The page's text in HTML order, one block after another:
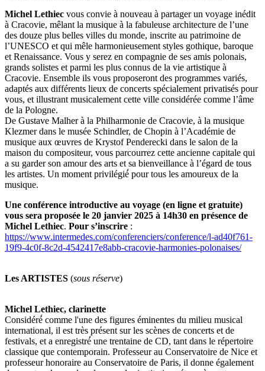
Michel Lethiec vous convie à nouveau à partager un voyage inédit
à Cracovie, mêlant la musique à la fabuleuse architecture de l’une
des douze plus belles villes du monde, inscrite au patrimoine de
l’UNESCO et qui mêle harmonieusement styles gothique, baroque
et Renaissance. Vous y serez en compagnie de ses amis polonais,
grands solistes et parmi les plus connus de la vie artistique à
Cracovie. Ensemble ils vous proposeront des programmes variés,
adaptés aux différents lieux de concerts spécialement privatisés pour
vous, et illustrant musicalement cette ville considérée comme l’âme
de la Pologne.
De Gustave Malher à la Philharmonie de Cracovie, à la musique
Klezmer dans le musée Schindler, de Chopin à l’Académie de
musique aux œuvres de Krystof Penderecki dans le salon de la
maison du compositeur, vous parcourrez cette ancienne capitale qui
a su garder son amour des arts et sa bienveillance à l’égard de tous
les artistes. Un moment privilégié́ pour tous les amoureux de la
musique.
Une conférence introductive au voyage (en ligne et gratuite)
vous sera proposée le 20 janvier 2025 à 14h30 en présence de
Michel Lethiec. Pour s’inscrire :
https://www.intermedes.com/conferenciers/conference/l-ad40f761-
19f9-4c0f-8c2d-4542417e8abb-cracovie-harmonies-polonaises/
Les ARTISTES (sous réserve)
Michel Lethiec, clarinette
Considéré́ comme l'une des figures éminentes du milieu musical
international, il est très présent sur les scènes de concerts et de
festivals, et a enregistré́ une trentaine de CD, tant dans le répertoire
classique que contemporain. Professeur au Conservatoire de Nice et
professeur honoraire au Conservatoire de Paris, il donne également